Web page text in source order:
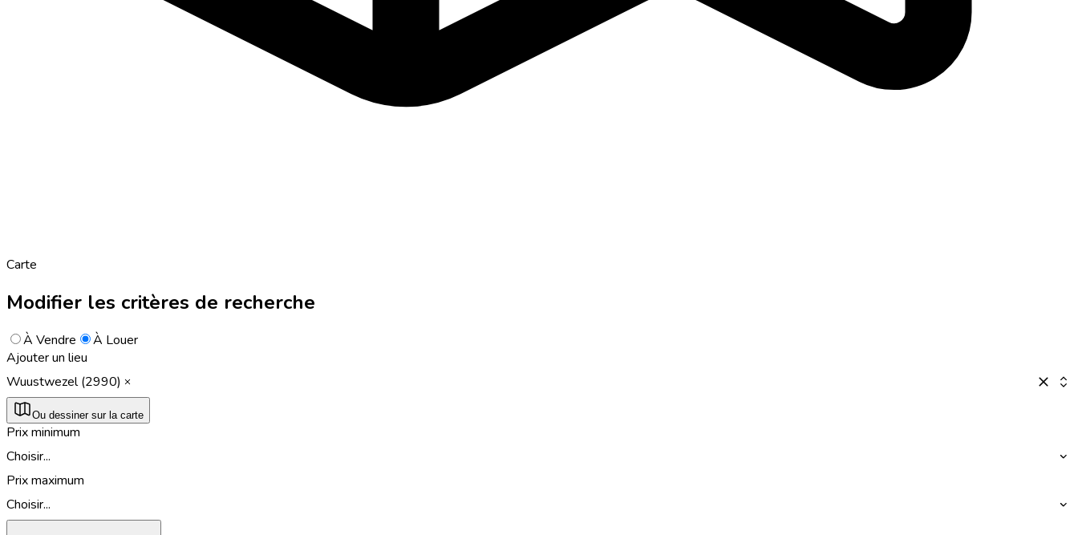
Carte
Modifier les critères de recherche
À Vendre
À Louer
Ajouter un lieu
Wuustwezel (2990)
Ou dessiner sur la carte
Prix minimum
Choisir...
Prix maximum
Choisir...